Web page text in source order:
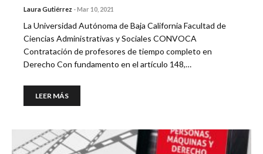
Laura Gutiérrez -Mar 10, 2021
La Universidad Autónoma de Baja California Facultad de
Ciencias Administrativas y Sociales CONVOCA
Contratación de profesores de tiempo completo en
Derecho Con fundamento en el artículo 148,…
LEER MÁS